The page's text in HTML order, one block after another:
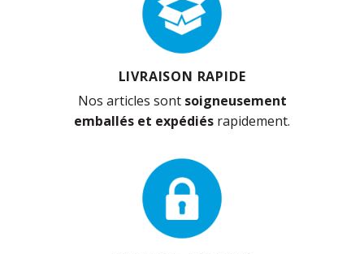
LIVRAISON RAPIDE
Nos articles sont soigneusement
emballés et expédiés rapidement.